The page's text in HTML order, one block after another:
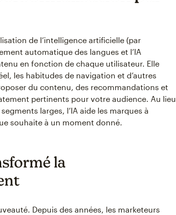
de l’intelligence artificielle (par
automatique des langues et l’IA
en fonction de chaque utilisateur. Elle
les habitudes de navigation et d’autres
du contenu, des recommandations et
pertinents pour votre audience. Au lieu
larges, l’IA aide les marques à
souhaite à un moment donné.
la
Depuis des années, les marketeurs